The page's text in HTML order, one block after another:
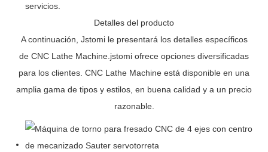
servicios.
Detalles del producto
A continuación, Jstomi le presentará los detalles específicos
de CNC Lathe Machine.jstomi ofrece opciones diversificadas
para los clientes. CNC Lathe Machine está disponible en una
amplia gama de tipos y estilos, en buena calidad y a un precio
razonable.